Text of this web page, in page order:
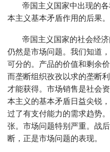
帝国主义国家中出现的
本主义基本矛盾作用的后果。
帝国主义国家的社会经
仍然是市场问题。我们知道
可分的。产品的价值和剩余
而垄断组织孜孜以求的垄断
才能获得。市场销售是社会
本主义的基本矛盾日益尖锐
过了有支付能力的需求趋势
张。市场问题特别严重。战
断，正是市场问题的表现。